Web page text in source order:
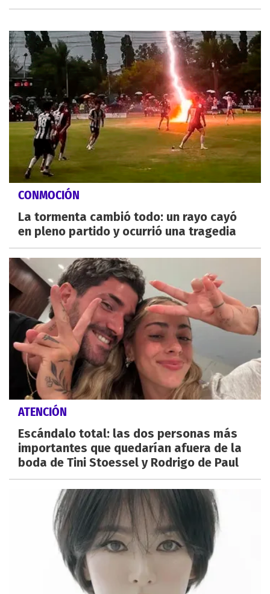
CONMOCIÓN
La tormenta cambió todo: un rayo cayó
en pleno partido y ocurrió una tragedia
ATENCIÓN
Escándalo total: las dos personas más
importantes que quedarían afuera de la
boda de Tini Stoessel y Rodrigo de Paul